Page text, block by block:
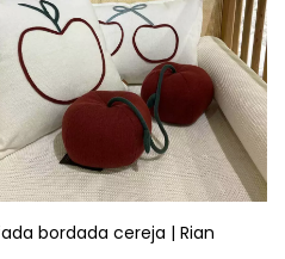
bordada cereja | Rian